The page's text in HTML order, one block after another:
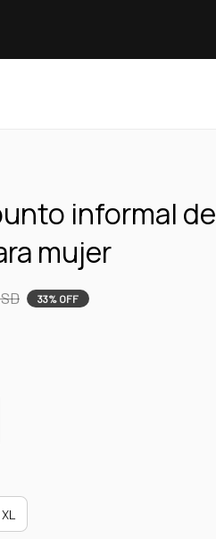
informal de
mujer
33% OFF
XL